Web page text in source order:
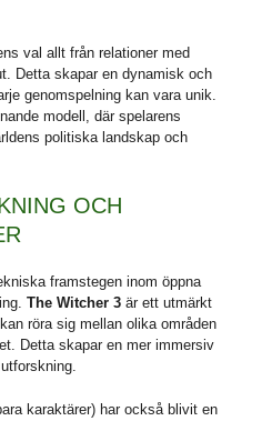
val allt från relationer med
Detta skapar en dynamisk och
genomspelning kan vara unik.
modell, där spelarens
politiska landskap och
OCH
framstegen inom öppna
The Witcher 3är ett utmärkt
röra sig mellan olika områden
Detta skapar en mer immersiv
karaktärer) har också blivit en